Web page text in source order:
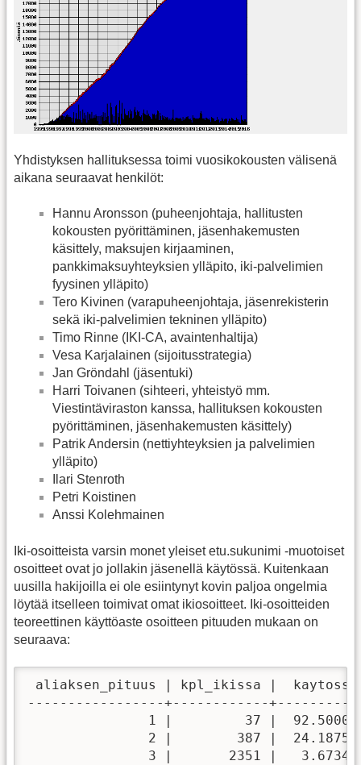
Yhdistyksen hallituksessa toimi vuosikokousten välisenä
aikana seuraavat henkilöt:
Hannu Aronsson (puheenjohtaja, hallitusten
kokousten pyörittäminen, jäsenhakemusten
käsittely, maksujen kirjaaminen,
pankkimaksuyhteyksien ylläpito, iki-palvelimien
fyysinen ylläpito)
Tero Kivinen (varapuheenjohtaja, jäsenrekisterin
sekä iki-palvelimien tekninen ylläpito)
Timo Rinne (IKI-CA, avaintenhaltija)
Vesa Karjalainen (sijoitusstrategia)
Jan Gröndahl (jäsentuki)
Harri Toivanen (sihteeri, yhteistyö mm.
Viestintäviraston kanssa, hallituksen kokousten
pyörittäminen, jäsenhakemusten käsittely)
Patrik Andersin (nettiyhteyksien ja palvelimien
ylläpito)
Ilari Stenroth
Petri Koistinen
Anssi Kolehmainen
Iki-osoitteista varsin monet yleiset etu.sukunimi -muotoiset
osoitteet ovat jo jollakin jäsenellä käytössä. Kuitenkaan
uusilla hakijoilla ei ole esiintynyt kovin paljoa ongelmia
löytää itselleen toimivat omat ikiosoitteet. Iki-osoitteiden
teoreettinen käyttöaste osoitteen pituuden mukaan on
seuraava:
aliaksen_pituus | kpl_ikissa |
-----------------+------------
1 |         37 |
2 |        387 |
3 |       2351 |